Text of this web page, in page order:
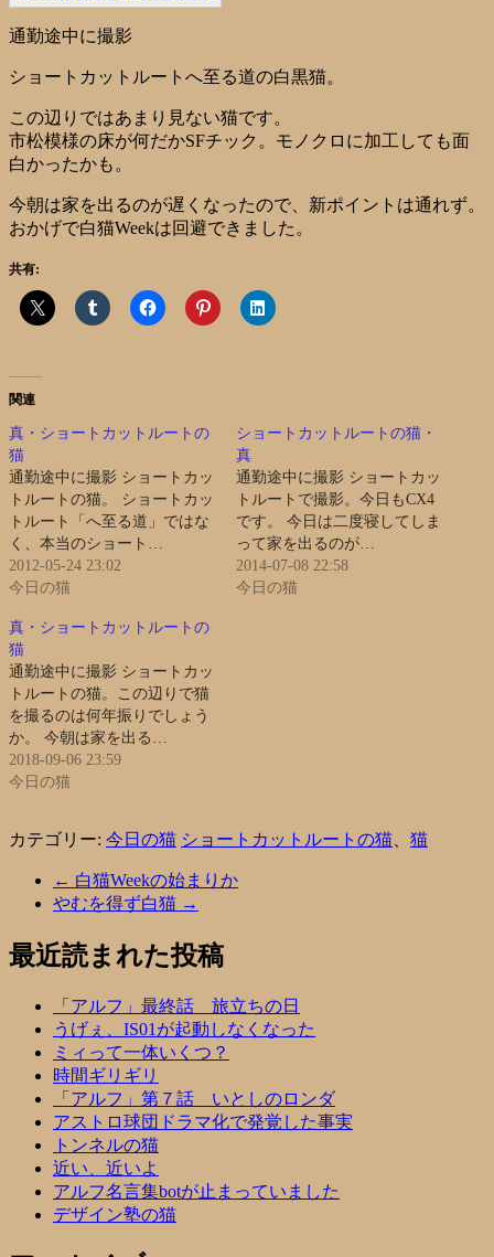
通勤途中に撮影
ショートカットルートへ至る道の白黒猫。
この辺りではあまり見ない猫です。
市松模様の床が何だかSFチック。モノクロに加工しても面
白かったかも。
今朝は家を出るのが遅くなったので、新ポイントは通れず。
おかげで白猫Weekは回避できました。
共有:
関連
真・ショートカットルートの
猫
通勤途中に撮影 ショートカッ
トルートの猫。 ショートカッ
トルート「へ至る道」ではな
く、本当のショート…
2012-05-24 23:02
今日の猫
ショートカットルートの猫・
真
通勤途中に撮影 ショートカッ
トルートで撮影。今日もCX4
です。 今日は二度寝してしま
って家を出るのが…
2014-07-08 22:58
今日の猫
真・ショートカットルートの
猫
通勤途中に撮影 ショートカッ
トルートの猫。この辺りで猫
を撮るのは何年振りでしょう
か。 今朝は家を出る…
2018-09-06 23:59
今日の猫
カテゴリー: 今日の猫 ショートカットルートの猫 猫
← 白猫Weekの始まりか
やむを得ず白猫 →
最近読まれた投稿
「アルフ」最終話 旅立ちの日
うげぇ、IS01が起動しなくなった
ミィって一体いくつ？
時間ギリギリ
「アルフ」第７話 いとしのロンダ
アストロ球団ドラマ化で発覚した事実
トンネルの猫
近い、近いよ
アルフ名言集botが止まっていました
デザイン塾の猫